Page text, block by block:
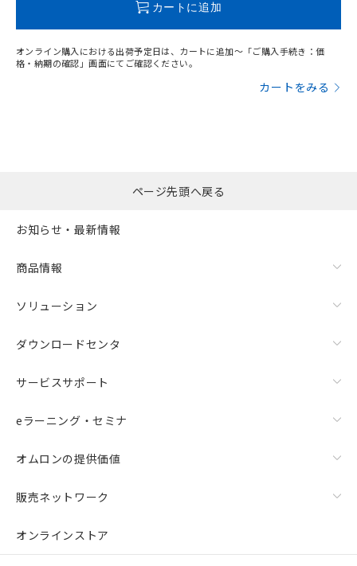
カートに追加
オンライン購入における出荷予定日は、カートに追加～「ご購入手続き：価
格・納期の確認」画面にてご確認ください。
カートをみる
ページ先頭へ戻る
お知らせ・最新情報
商品情報
ソリューション
ダウンロードセンタ
サービスサポート
eラーニング・セミナ
オムロンの提供価値
販売ネットワーク
オンラインストア